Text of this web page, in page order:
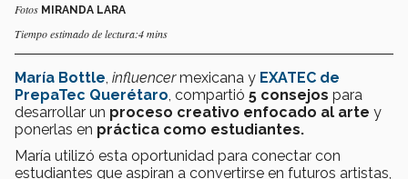
Fotos MIRANDA LARA
Tiempo estimado de lectura:4 mins
María Bottle influencermexicana y EXATEC de
PrepaTec Querétaro , compartió 5 consejos para
desarrollar un proceso creativo enfocado al arte y
ponerlas en práctica como estudiantes.
María utilizó esta oportunidad para conectar con
estudiantes que aspiran a convertirse en futuros artistas,